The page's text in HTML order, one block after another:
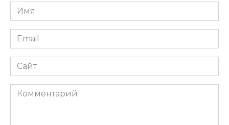
Имя
*
Email
*
Сайт
Комментарий